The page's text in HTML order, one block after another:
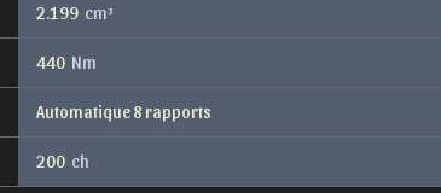
2.199 cm³
440 Nm
Automatique 8 rapports
200 ch